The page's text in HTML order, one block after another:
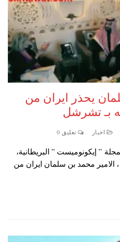
يحذر ايران من
بـ تشرشل
اخبار تعليق 0
” إيكونوميست ” البريطانية،
الامير محمد بن سلمان ايران من